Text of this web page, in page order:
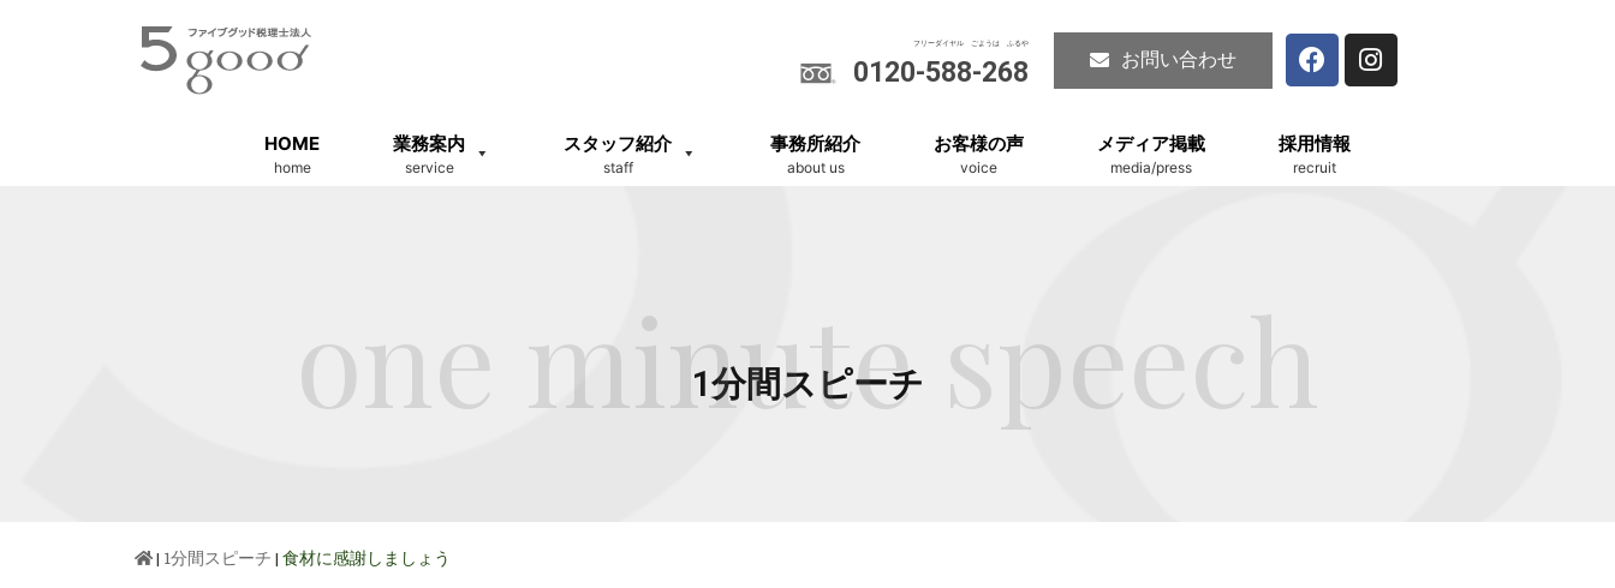
0120-588-268 お問い合わせ
HOME
home
業務案内
service
スタッフ紹介
staff
事務所紹介
about us
お客様の声
voice
メディア掲載
media/press
採用情報
recruit
1分間スピーチ
one minute speech
| 1分間スピーチ | 食材に感謝しましょう